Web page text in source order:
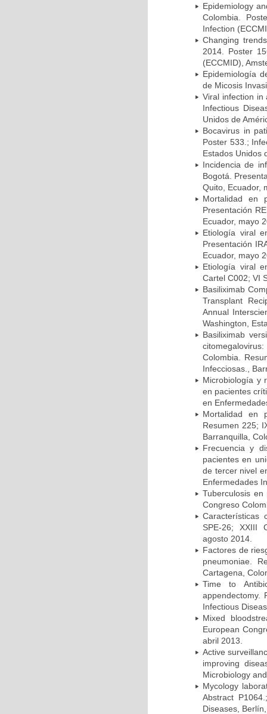
Epidemiology
Colombia.
Infection
Changing
2014. Poster
(ECCMID),
Epidemiología
de Micosis
Viral infection in
Infectious
Unidos de
Bocavirus in
Poster 533.;
Estados Unidos
Incidencia de
Bogotá.
Quito, Ecuador,
Mortalidad en
Presentación
Ecuador, mayo
Etiología viral
Presentación
Ecuador, mayo
Etiología viral
Cartel C002; VI
Basiliximab
Transplant
Annual
Washington,
Basiliximab
Colombia.
Infecciosas.,
Microbiología y
en pacientes
en
Mortalidad en
Resumen 225;
Barranquilla,
Frecuencia y
pacientes en
de tercer nivel
Enfermedades
Tuberculosis
Congreso
Características
SPE-26; XXIII
agosto 2014.
Factores de
pneumoniae.
Cartagena,
Time to
appendectomy.
Infectious
Mixed
European
abril 2013.
Active
improving
Microbiology
Mycology
Abstract
Diseases,